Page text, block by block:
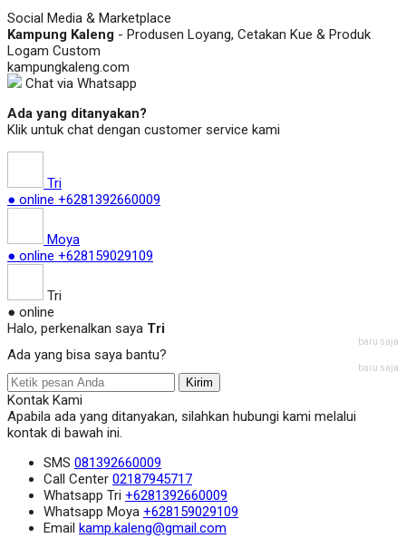
Social Media & Marketplace
Kampung Kaleng - Produsen Loyang, Cetakan Kue & Produk
Logam Custom
kampungkaleng.com
Chat via Whatsapp
Ada yang ditanyakan?
Klik untuk chat dengan customer service kami
Tri
● online +6281392660009
Moya
● online +628159029109
Tri
● online
Halo, perkenalkan saya Tri
baru saja
Ada yang bisa saya bantu?
baru saja
Kirim
Kontak Kami
Apabila ada yang ditanyakan, silahkan hubungi kami melalui
kontak di bawah ini.
SMS 081392660009
Call Center 02187945717
Whatsapp Tri +6281392660009
Whatsapp Moya +628159029109
Email kamp.kaleng@gmail.com